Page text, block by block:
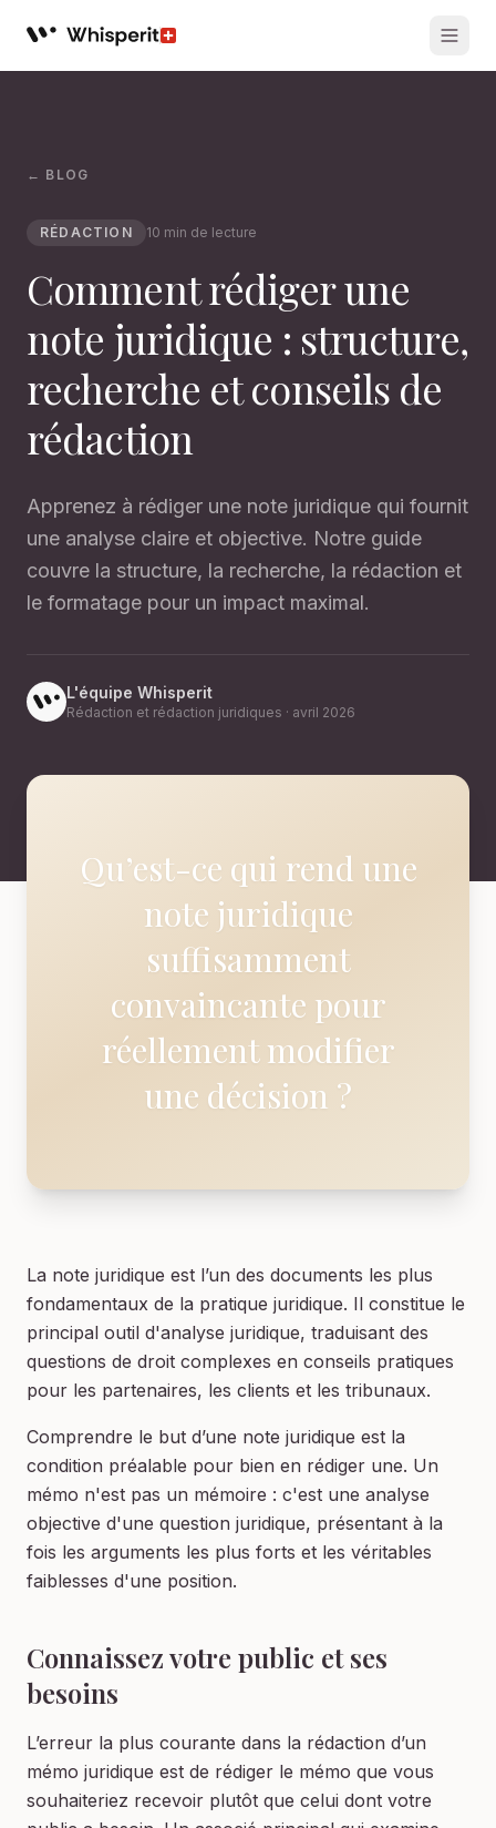
Whisperit AI legal workspace
← BLOG
RÉDACTION 10 min de lecture
Comment rédiger une
note juridique : structure,
recherche et conseils de
rédaction
Apprenez à rédiger une note juridique qui fournit
une analyse claire et objective. Notre guide
couvre la structure, la recherche, la rédaction et
le formatage pour un impact maximal.
L'équipe Whisperit
Rédaction et rédaction juridiques · avril 2026
Qu’est-ce qui rend une
note juridique
suffisamment
convaincante pour
réellement modifier
une décision ?
La note juridique est l’un des documents les plus
fondamentaux de la pratique juridique. Il constitue le
principal outil d'analyse juridique, traduisant des
questions de droit complexes en conseils pratiques
pour les partenaires, les clients et les tribunaux.
Comprendre le but d’une note juridique est la
condition préalable pour bien en rédiger une. Un
mémo n'est pas un mémoire : c'est une analyse
objective d'une question juridique, présentant à la
fois les arguments les plus forts et les véritables
faiblesses d'une position.
Connaissez votre public et ses
besoins
L’erreur la plus courante dans la rédaction d’un
mémo juridique est de rédiger le mémo que vous
souhaiteriez recevoir plutôt que celui dont votre